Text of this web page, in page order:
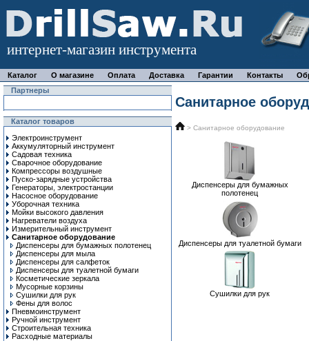
интернет-магазин инструмента
Каталог О магазине Оплата Доставка Гарантии Контакты
Партнеры
Каталог товаров
Электроинструмент
Аккумуляторный инструмент
Садовая техника
Сварочное оборудование
Компрессоры воздушные
Пуско-зарядные устройства
Генераторы, электростанции
Насосное оборудование
Уборочная техника
Мойки высокого давления
Нагреватели воздуха
Измерительный инструмент
Санитарное оборудование
Диспенсеры для бумажных полотенец
Диспенсеры для мыла
Диспенсеры для салфеток
Диспенсеры для туалетной бумаги
Косметические зеркала
Мусорные корзины
Сушилки для рук
Фены для волос
Пневмоинструмент
Ручной инcтрумент
Строительная техника
Расходные материалы
Санитарное
> Санитарное оборудование
Диспенсеры для бумажных
полотенец
Диспенсеры для туалетной бумаги
Сушилки для рук